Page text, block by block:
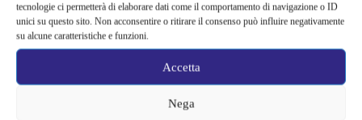
tecnologie ci permetterà di elaborare dati come il comportamento di navigazione o ID
unici su questo sito. Non acconsentire o ritirare il consenso può influire negativamente
su alcune caratteristiche e funzioni.
Accetta
Nega